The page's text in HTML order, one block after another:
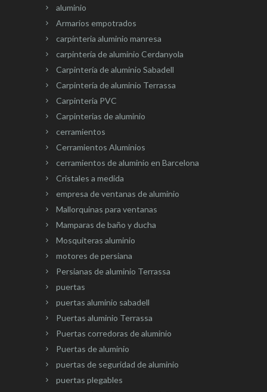
aluminio
Armarios empotrados
carpínteria aluminio manresa
carpintería de aluminio Cerdanyola
Carpintería de aluminio Sabadell
Carpintería de aluminio Terrassa
Carpinteria PVC
Carpinterias de aluminio
cerramientos
Cerramientos Aluminios
cerramientos de aluminio en Barcelona
Cristales a medida
empresa de ventanas de aluminio
Mallorquinas para ventanas
Mamparas de baño y ducha
Mosquiteras aluminio
motores de persiana
Persianas de aluminio Terrassa
puertas
puertas aluminio sabadell
Puertas aluminio Terrassa
Puertas corredoras de aluminio
Puertas de aluminio
puertas de seguridad de aluminio
puertas plegables